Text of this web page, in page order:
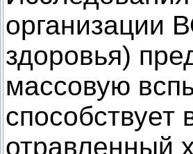
организации
здоровья)
массовую
способствует
отравленный